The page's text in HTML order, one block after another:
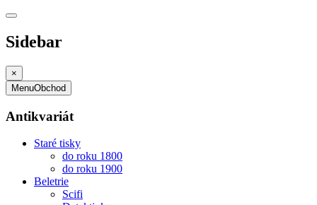
Sidebar
×
MenuObchod
Antikvariát
Staré tisky
do roku 1800
do roku 1900
Beletrie
Scifi